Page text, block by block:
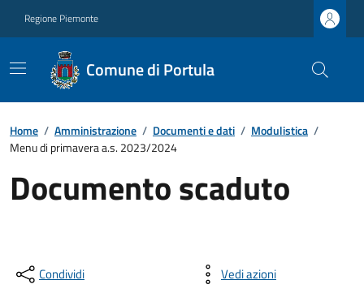
Regione Piemonte
Comune di Portula
Home / Amministrazione / Documenti e dati / Modulistica /
Menu di primavera a.s. 2023/2024
Documento scaduto
Condividi Vedi azioni